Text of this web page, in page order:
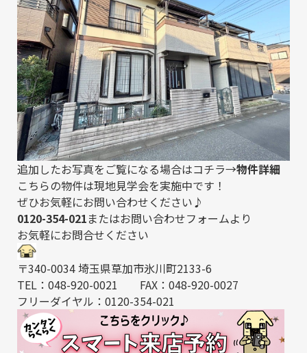
追加したお写真をご覧になる場合はコチラ→物件詳細
こちらの物件は現地見学会を実施中です！
ぜひお気軽にお問い合わせください♪
0120-354-021またはお問い合わせフォームより
お気軽にお問合せください
〒340-0034 埼玉県草加市氷川町2133-6
TEL：048-920-0021 FAX：048-920-0027
フリーダイヤル：0120-354-021